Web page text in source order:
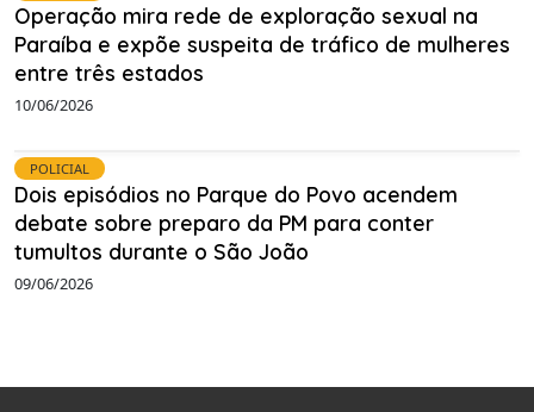
Operação mira rede de exploração sexual na
Paraíba e expõe suspeita de tráfico de mulheres
entre três estados
10/06/2026
POLICIAL
Dois episódios no Parque do Povo acendem
debate sobre preparo da PM para conter
tumultos durante o São João
09/06/2026